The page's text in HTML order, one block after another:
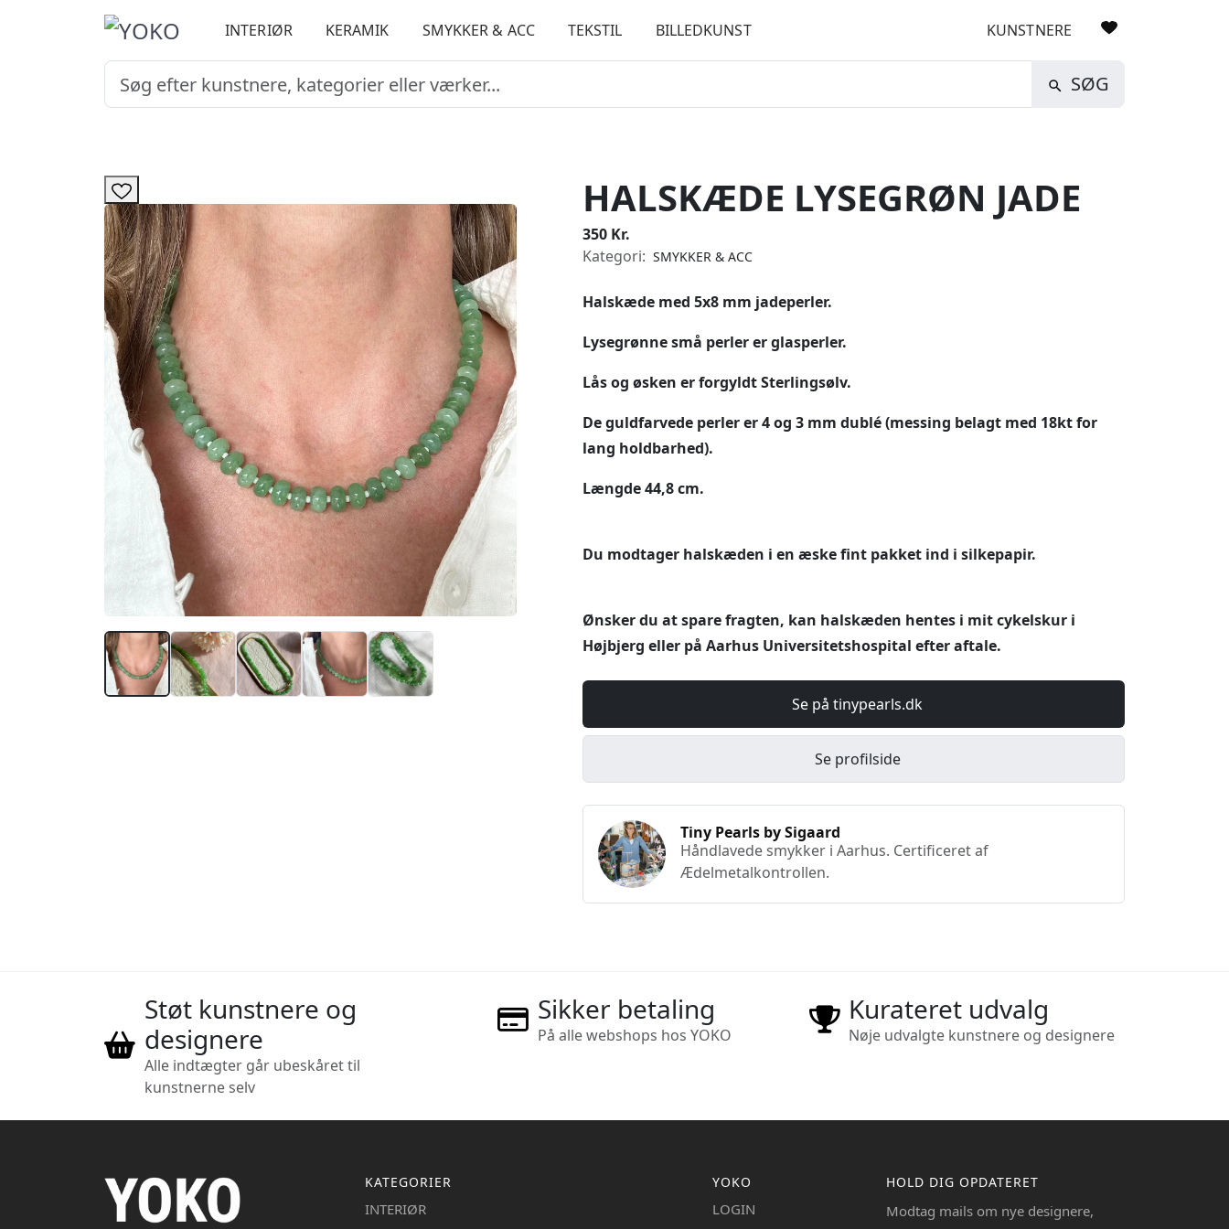
INTERIØR KERAMIK SMYKKER & ACC TEKSTIL BILLEDKUNST KUNSTNERE
SØG
HALSKÆDE LYSEGRØN JADE
350 Kr.
Kategori: SMYKKER & ACC
Halskæde med 5x8 mm jadeperler.
Lysegrønne små perler er glasperler.
Lås og øsken er forgyldt Sterlingsølv.
De guldfarvede perler er 4 og 3 mm dublé (messing belagt med 18kt for
lang holdbarhed).
Længde 44,8 cm.
Du modtager halskæden i en æske fint pakket ind i silkepapir.
Ønsker du at spare fragten, kan halskæden hentes i mit cykelskur i
Højbjerg eller på Aarhus Universitetshospital efter aftale.
Se på tinypearls.dk
Se profilside
Tiny Pearls by Sigaard
Håndlavede smykker i Aarhus. Certificeret af
Ædelmetalkontrollen.
Støt kunstnere og
designere
Alle indtægter går ubeskåret til
kunstnerne selv
Sikker betaling
På alle webshops hos YOKO
Kurateret udvalg
Nøje udvalgte kunstnere og designere
KATEGORIER
INTERIØR
YOKO
LOGIN
HOLD DIG OPDATERET
Modtag mails om nye designere,